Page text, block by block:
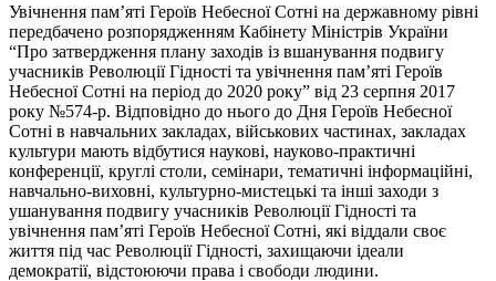
Увічнення пам’яті Героїв Небесної Сотні на державному рівні
передбачено розпорядженням Кабінету Міністрів України
“Про затвердження плану заходів із вшанування подвигу
учасників Революції Гідності та увічнення пам’яті Героїв
Небесної Сотні на період до 2020 року” від 23 серпня 2017
року №574-р. Відповідно до нього до Дня Героїв Небесної
Сотні в навчальних закладах, військових частинах, закладах
культури мають відбутися наукові, науково-практичні
конференції, круглі столи, семінари, тематичні інформаційні,
навчально-виховні, культурно-мистецькі та інші заходи з
ушанування подвигу учасників Революції Гідності та
увічнення пам’яті Героїв Небесної Сотні, які віддали своє
життя під час Революції Гідності, захищаючи ідеали
демократії, відстоюючи права і свободи людини.